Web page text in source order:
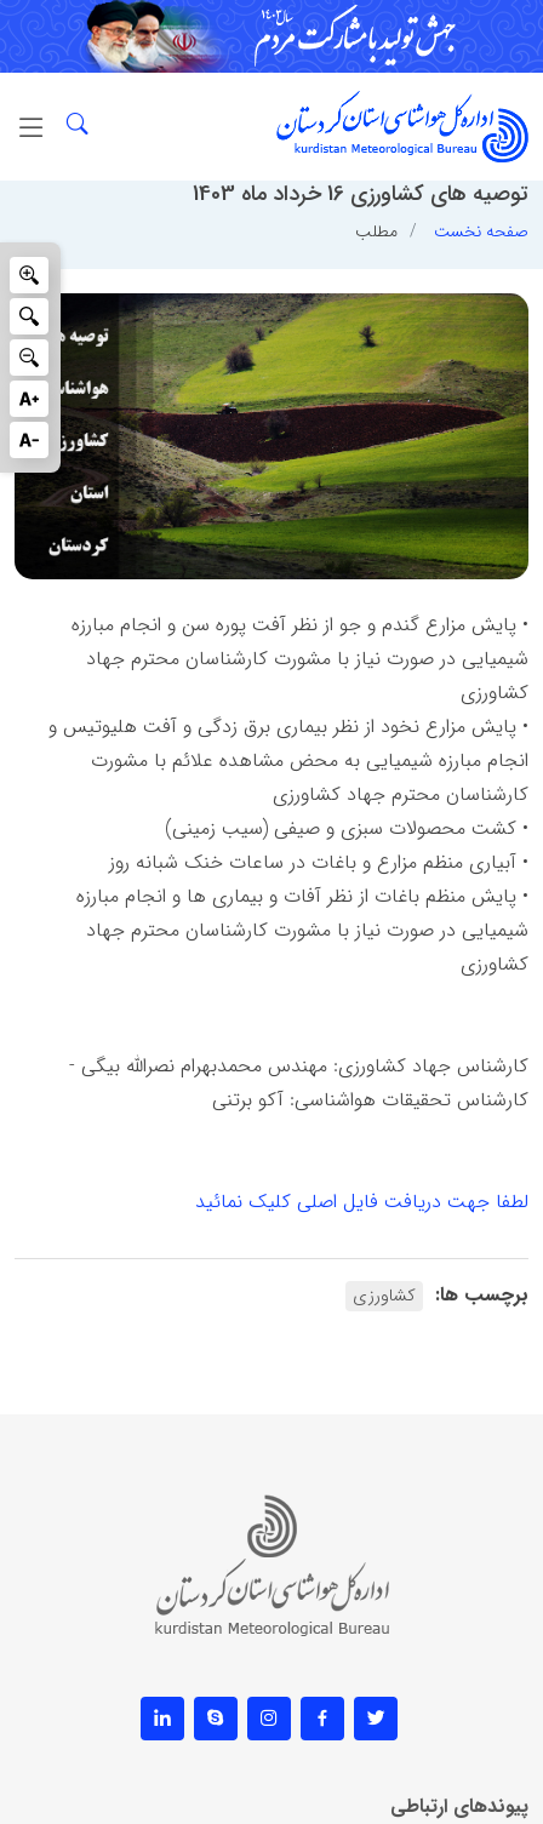
توصیه های کشاورزی 16 خرداد ماه 1403
صفحه نخست مطلب
• پایش مزارع گندم و جو از نظر آفت پوره سن و انجام مبارزه
شیمیایی در صورت نیاز با مشورت کارشناسان محترم جهاد
کشاورزی
• پایش مزارع نخود از نظر بیماری برق زدگی و آفت هلیوتیس و
انجام مبارزه شیمیایی به محض مشاهده علائم با مشورت
کارشناسان محترم جهاد کشاورزی
• کشت محصولات سبزی و صیفی (سیب زمینی)
• آبیاری منظم مزارع و باغات در ساعات خنک شبانه روز
• پایش منظم باغات از نظر آفات و بیماری ها و انجام مبارزه
شیمیایی در صورت نیاز با مشورت کارشناسان محترم جهاد
کشاورزی
کارشناس جهاد کشاورزی: مهندس محمدبهرام نصرالله بیگی -
کارشناس تحقیقات هواشناسی: آکو برتنی
لطفا جهت دریافت فایل اصلی کلیک نمائید
برچسب ها: کشاورزی
پیوندهای ارتباطی